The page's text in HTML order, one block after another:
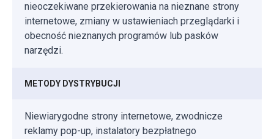
nieoczekiwane przekierowania na nieznane strony
internetowe, zmiany w ustawieniach przeglądarki i
obecność nieznanych programów lub pasków
narzędzi.
METODY DYSTRYBUCJI
Niewiarygodne strony internetowe, zwodnicze
reklamy pop-up, instalatory bezpłatnego